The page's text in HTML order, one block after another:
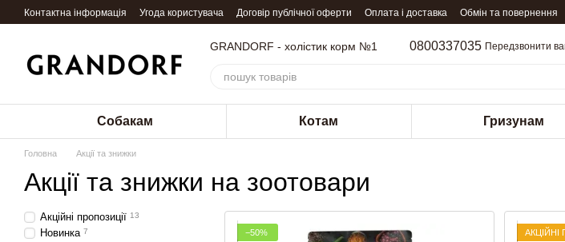
Перейти до основного контенту
Контактна інформація Угода користувача Договір публічної оферти Оплата і доставка Обмін та повернення
GRANDORF - холістик корм №1 0800337035 Передзвонити
Собакам Котам Гризунам
Головна Акції та знижки
Акції та знижки на зоотовари
−50%
АКЦІЙНІ
Акційні пропозиції 13
Новинка 7